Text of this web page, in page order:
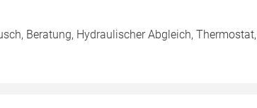
Beratung, Hydraulischer Abgleich, Thermostat,